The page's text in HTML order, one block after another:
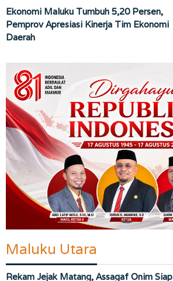
Ekonomi Maluku Tumbuh 5,20 Persen,
Pemprov Apresiasi Kinerja Tim Ekonomi
Daerah
Maluku Utara
Rekam Jejak Matang, Assagaf Onim Siap